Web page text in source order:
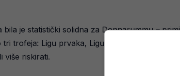
bila je statistički solidna za Donnarummu –
tri trofeja: Ligu prvaka, Ligue 1 i francuski
više riskirati.